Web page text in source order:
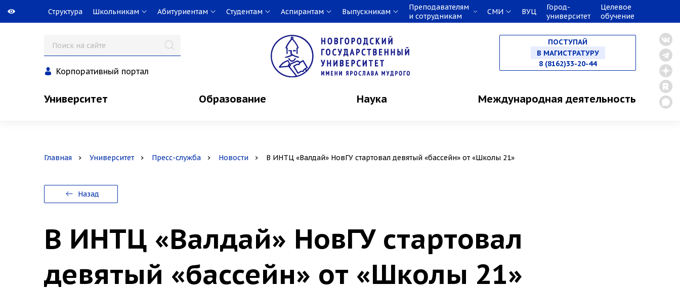
Структура Школьникам Абитуриентам Студентам Аспирантам Выпускникам
Преподавателям
и сотрудникам
СМИ ВУЦ
Город-
университет
Целевое
обучение
Корпоративный портал
ПОСТУПАЙ
НА СПЕЦИАЛИТЕТ
В МАГИСТРАТУРУ
8 (8162)33-20-44
Университет Образование Наука Международная деятельность
Главная Университет Пресс-служба Новости В ИНТЦ «Валдай» НовГУ стартовал девятый «бассейн» от «Школы 21»
Назад
В ИНТЦ «Валдай» НовГУ стартовал
девятый «бассейн» от «Школы 21»